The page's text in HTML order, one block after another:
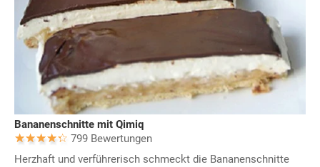
Bananenschnitte mit Qimiq
799 Bewertungen
Herzhaft und verführerisch schmeckt die Bananenschnitte